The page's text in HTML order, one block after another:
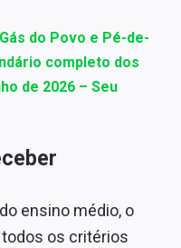
do Povo e Pé-de-
completo dos
de 2026 – Seu
ensino médio, o
os critérios